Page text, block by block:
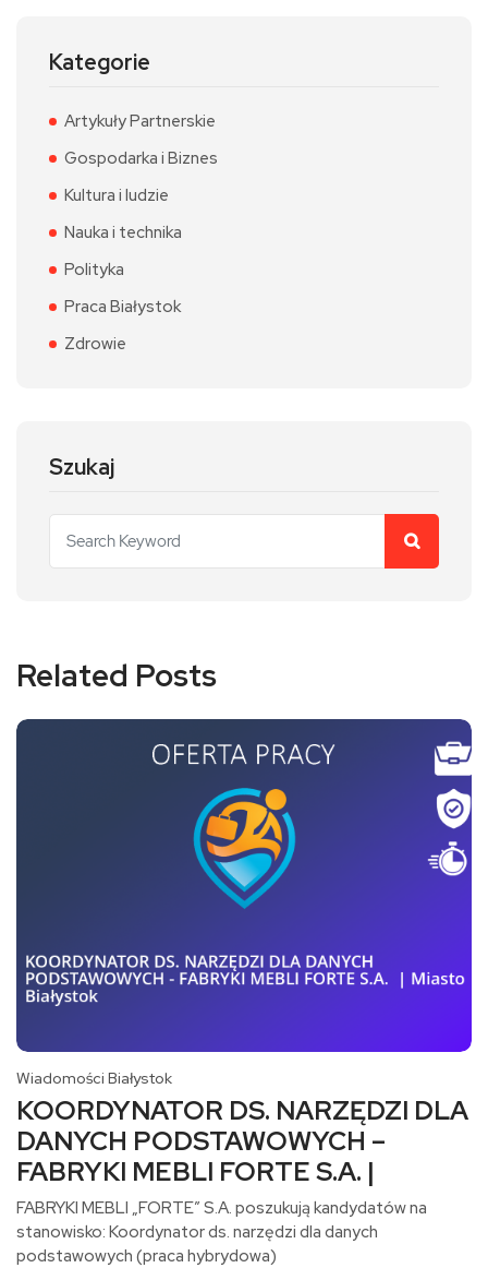
Kategorie
Artykuły Partnerskie
Gospodarka i Biznes
Kultura i ludzie
Nauka i technika
Polityka
Praca Białystok
Zdrowie
Szukaj
Related Posts
Wiadomości Białystok
KOORDYNATOR DS. NARZĘDZI DLA
DANYCH PODSTAWOWYCH –
FABRYKI MEBLI FORTE S.A. |
FABRYKI MEBLI „FORTE” S.A. poszukują kandydatów na
stanowisko: Koordynator ds. narzędzi dla danych
podstawowych (praca hybrydowa)​